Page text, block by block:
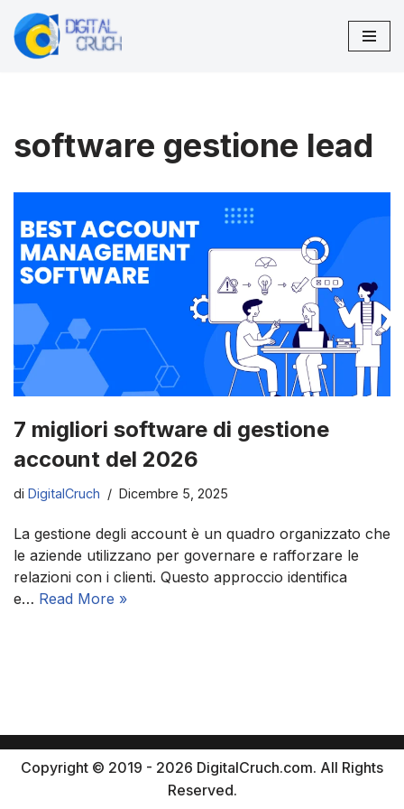
Vai
software gestione lead
7 migliori software di gestione
account del 2026
di DigitalCruch Dicembre 5, 2025
La gestione degli account è un quadro organizzato che
le aziende utilizzano per governare e rafforzare le
relazioni con i clienti. Questo approccio identifica
e… Read More »
Copyright © 2019 - 2026 DigitalCruch.com. All Rights
Reserved.